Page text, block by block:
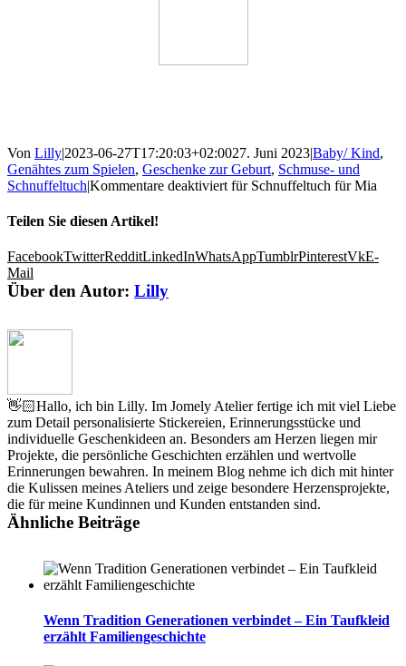
Von Lilly|2023-06-27T17:20:03+02:0027. Juni 2023|Baby/ Kind,
Genähtes zum Spielen, Geschenke zur Geburt, Schmuse- und
Schnuffeltuch|Kommentare deaktiviert für Schnuffeltuch für Mia
Teilen Sie diesen Artikel!
FacebookTwitterRedditLinkedInWhatsAppTumblrPinterestVkE-
Mail
Über den Autor: Lilly
👋🏻Hallo, ich bin Lilly. Im Jomely Atelier fertige ich mit viel Liebe
zum Detail personalisierte Stickereien, Erinnerungsstücke und
individuelle Geschenkideen an. Besonders am Herzen liegen mir
Projekte, die persönliche Geschichten erzählen und wertvolle
Erinnerungen bewahren. In meinem Blog nehme ich dich mit hinter
die Kulissen meines Ateliers und zeige besondere Herzensprojekte,
die für meine Kundinnen und Kunden entstanden sind.
Ähnliche Beiträge
Wenn Tradition Generationen verbindet – Ein Taufkleid
erzählt Familiengeschichte